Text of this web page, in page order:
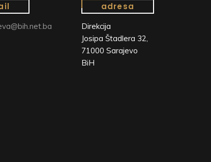
adresa
Direkcija
Josipa Štadlera 32,
71000 Sarajevo
BiH